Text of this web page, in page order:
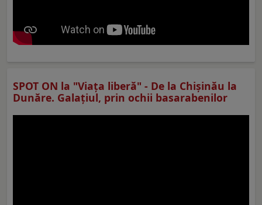
SPOT ON la "Viaţa liberă" - De la Chișinău la
Dunăre. Galațiul, prin ochii basarabenilor